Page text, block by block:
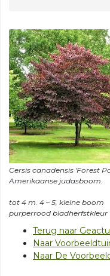
Cersis canadensis 'Forest
Amerikaanse judasboom.
tot 4 m. 4 – 5, kleine boom
Terug naar
Naar
Naar De